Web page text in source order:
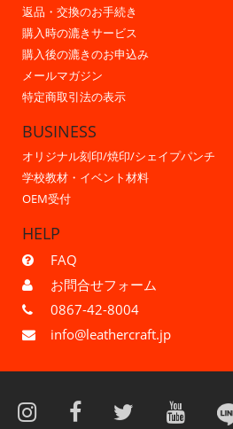
返品・交換のお手続き
購入時の漉きサービス
購入後の漉きのお申込み
メールマガジン
特定商取引法の表示
BUSINESS
オリジナル刻印/焼印/シェイプパンチ
学校教材・イベント材料
OEM受付
HELP
FAQ
お問合せフォーム
0867-42-8004
info@leathercraft.jp